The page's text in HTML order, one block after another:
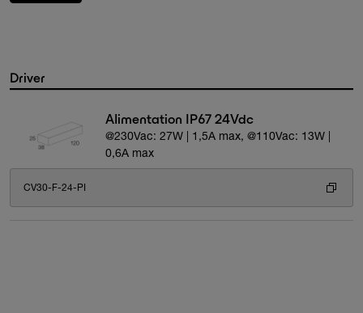
Driver
Alimentation IP67 24Vdc
@230Vac: 27W | 1,5A max, @110Vac: 13W |
0,6A max
CV30-F-24-PI